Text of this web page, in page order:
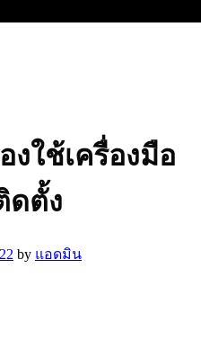
ใช้เครื่องมือ
ดตั้ง
by แอดมิน